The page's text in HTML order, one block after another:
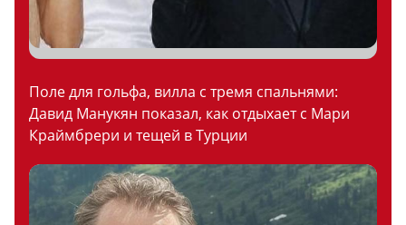
Поле для гольфа, вилла с тремя спальнями:
Давид Манукян показал, как отдыхает с Мари
Краймбрери и тещей в Турции